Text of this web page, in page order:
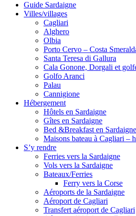
Guide Sardaigne
Villes/villages
Cagliari
Alghero
Olbia
Porto Cervo – Costa
Santa Teresa di Gallura
Cala Gonone, Dorgali et
Golfo Aranci
Palau
Cannigione
Hébergement
Hôtels en Sardaigne
Gîtes en Sardaigne
Bed &Breakfast en Sardaigne
Maisons bateau à Cagliari –
S’y rendre
Ferries vers la Sardaigne
Vols vers la Sardaigne
Bateaux/Ferries
Ferry vers la Corse
Aéroports de la Sardaigne
Aéroport de Cagliari
Transfert aéroport de Cagliari